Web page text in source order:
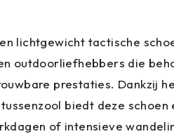
lichtgewicht tactische
outdoorliefhebbers die
prestaties. Dankzij
biedt deze schoen
of intensieve